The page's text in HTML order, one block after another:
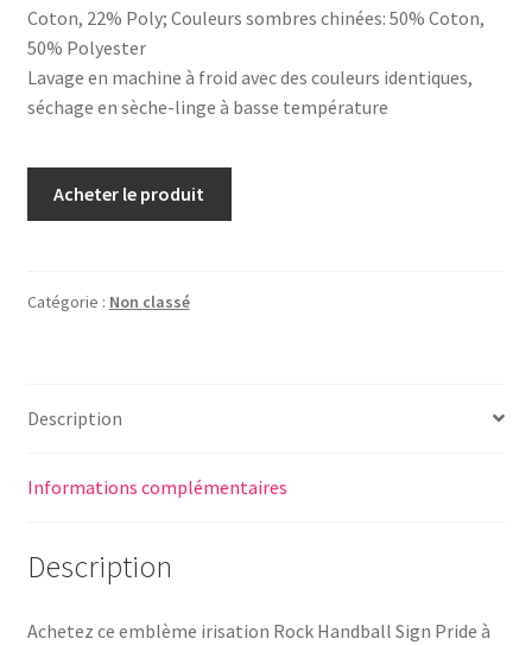
Coton, 22% Poly; Couleurs sombres chinées: 50% Coton,
50% Polyester
Lavage en machine à froid avec des couleurs identiques,
séchage en sèche-linge à basse température
Acheter le produit
Catégorie : Non classé
Description
Informations complémentaires
Description
Achetez ce emblème irisation Rock Handball Sign Pride à